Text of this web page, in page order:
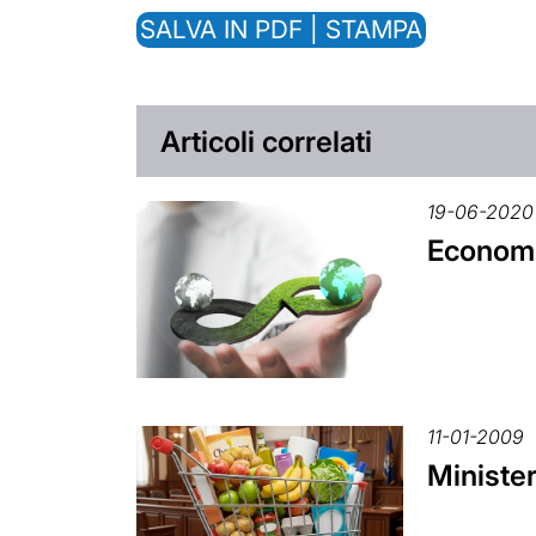
SALVA IN PDF | STAMPA
Articoli correlati
19-06-2020
11-01-2009